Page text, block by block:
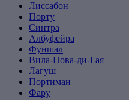
Лиссабон
Порту
Синтра
Албуфейра
Фуншал
Вила-Нова-ди-Гая
Лагуш
Портиман
Фару